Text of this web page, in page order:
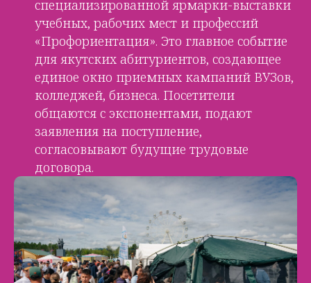
специализированной ярмарки-выставки
учебных, рабочих мест и профессий
«Профориентация». Это главное событие
для якутских абитуриентов, создающее
единое окно приемных кампаний ВУЗов,
колледжей, бизнеса. Посетители
общаются с экспонентами, подают
заявления на поступление,
согласовывают будущие трудовые
договора.